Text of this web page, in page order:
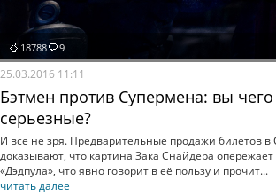
18788 9
25.03.2016 11:11
Бэтмен против Супермена: вы чего
серьезные?
И все не зря. Предварительные продажи билетов
доказывают, что картина Зака Снайдера
«Дэдпула», что явно говорит в её пользу и прочит...
читать далее